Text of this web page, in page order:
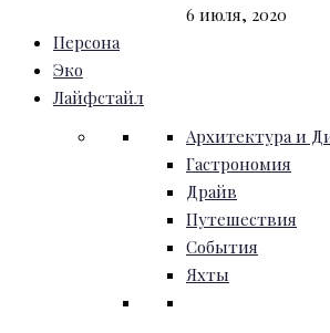
6 июля, 2020
Персона
Эко
Лайфстайл
Архитектура и
Гастрономия
Драйв
Путешествия
События
Яхты